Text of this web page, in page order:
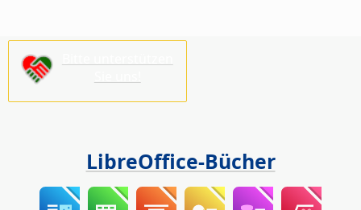
LibreOffice-Bücher